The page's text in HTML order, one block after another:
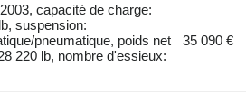
capacité de charge:
suspension:
pneumatique, poids net
220 lb, nombre d'essieux:
35 090 €